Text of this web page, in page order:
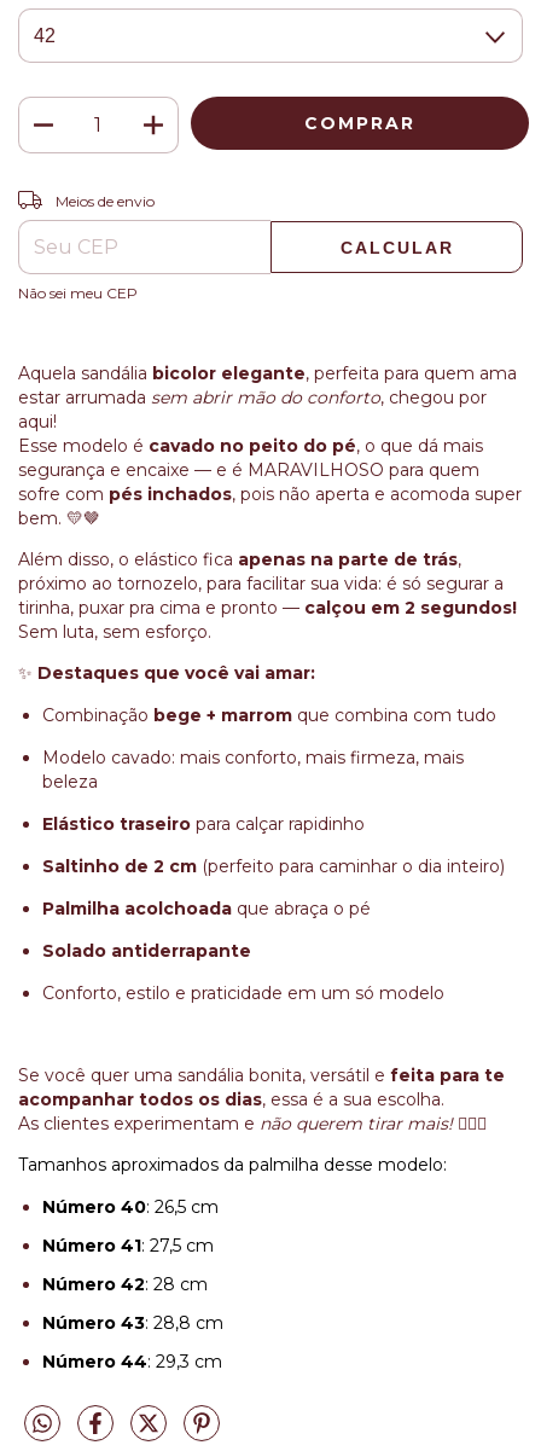
Entregas para o CEP:
Meios de envio
CALCULAR
Não sei meu CEP
Aquela sandália bicolor elegante, perfeita para quem ama
estar arrumada sem abrir mão do conforto, chegou por
aqui!
Esse modelo é cavado no peito do pé, o que dá mais
segurança e encaixe — e é MARAVILHOSO para quem
sofre com pés inchados, pois não aperta e acomoda super
bem. 💛🤎
Além disso, o elástico fica apenas na parte de trás,
próximo ao tornozelo, para facilitar sua vida: é só segurar a
tirinha, puxar pra cima e pronto — calçou em 2 segundos!
Sem luta, sem esforço.
✨ Destaques que você vai amar:
Combinação bege + marrom que combina com tudo
Modelo cavado: mais conforto, mais firmeza, mais
beleza
Elástico traseiro para calçar rapidinho
Saltinho de 2 cm (perfeito para caminhar o dia inteiro)
Palmilha acolchoada que abraça o pé
Solado antiderrapante
Conforto, estilo e praticidade em um só modelo
Se você quer uma sandália bonita, versátil e feita para te
acompanhar todos os dias, essa é a sua escolha.
As clientes experimentam e não querem tirar mais!💁‍♀️✨
Tamanhos aproximados da palmilha desse modelo:
Número 40: 26,5 cm
Número 41: 27,5 cm
Número 42: 28 cm
Número 43: 28,8 cm
Número 44: 29,3 cm